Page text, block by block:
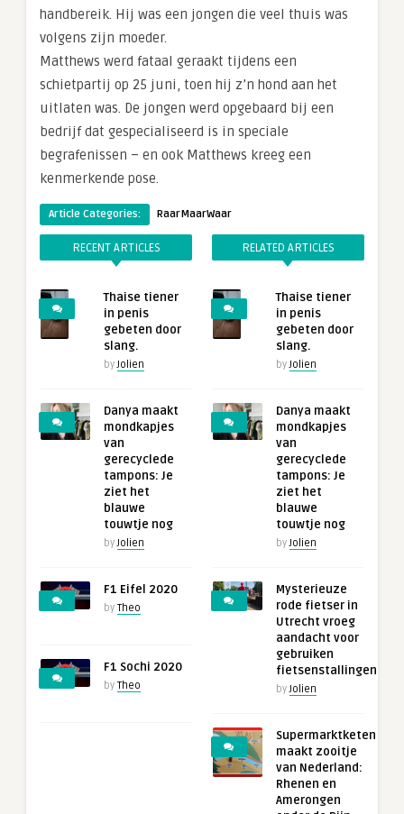
handbereik. Hij was een jongen die veel thuis was
volgens zijn moeder.
Matthews werd fataal geraakt tijdens een
schietpartij op 25 juni, toen hij z’n hond aan het
uitlaten was. De jongen werd opgebaard bij een
bedrijf dat gespecialiseerd is in speciale
begrafenissen – en ook Matthews kreeg een
kenmerkende pose.
Article Categories: RaarMaarWaar
RECENT ARTICLES
Thaise tiener
in penis
gebeten door
slang.
by Jolien
Danya maakt
mondkapjes
van
gerecyclede
tampons: Je
ziet het
blauwe
touwtje nog
by Jolien
F1 Eifel 2020
by Theo
F1 Sochi 2020
by Theo
RELATED ARTICLES
Thaise tiener
in penis
gebeten door
slang.
by Jolien
Danya maakt
mondkapjes
van
gerecyclede
tampons: Je
ziet het
blauwe
touwtje nog
by Jolien
Mysterieuze
rode fietser in
Utrecht vroeg
aandacht voor
gebruiken
fietsenstallingen
by Jolien
Supermarktketen
maakt zooitje
van Nederland:
Rhenen en
Amerongen